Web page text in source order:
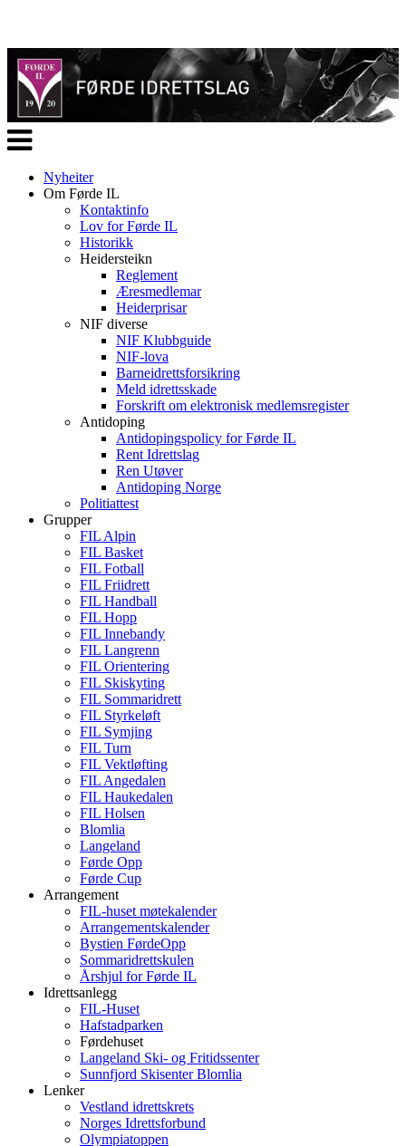
Veksle
navigasjon
Nyheiter
Om Førde IL
Kontaktinfo
Lov for Førde IL
Historikk
Heidersteikn
Reglement
Æresmedlemar
Heiderprisar
NIF diverse
NIF Klubbguide
NIF-lova
Barneidrettsforsikring
Meld idrettsskade
Forskrift om elektronisk medlemsregister
Antidoping
Antidopingspolicy for Førde IL
Rent Idrettslag
Ren Utøver
Antidoping Norge
Politiattest
Grupper
FIL Alpin
FIL Basket
FIL Fotball
FIL Friidrett
FIL Handball
FIL Hopp
FIL Innebandy
FIL Langrenn
FIL Orientering
FIL Skiskyting
FIL Sommaridrett
FIL Styrkeløft
FIL Symjing
FIL Turn
FIL Vektløfting
FIL Angedalen
FIL Haukedalen
FIL Holsen
Blomlia
Langeland
Førde Opp
Førde Cup
Arrangement
FIL-huset møtekalender
Arrangementskalender
Bystien FørdeOpp
Sommaridrettskulen
Årshjul for Førde IL
Idrettsanlegg
FIL-Huset
Hafstadparken
Førdehuset
Langeland Ski- og Fritidssenter
Sunnfjord Skisenter Blomlia
Lenker
Vestland idrettskrets
Norges Idrettsforbund
Olympiatoppen